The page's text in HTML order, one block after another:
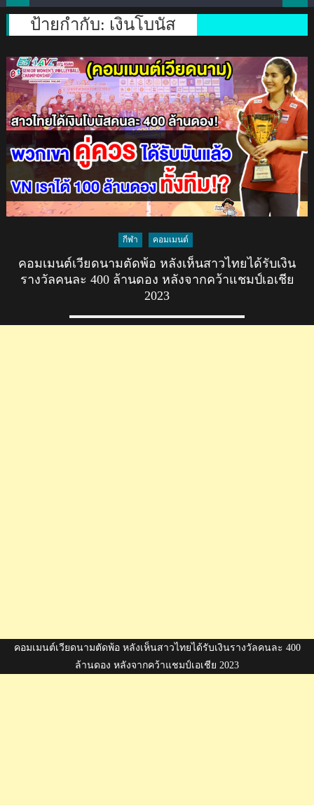
ป้ายกำกับ: เงินโบนัส
กีฬา คอมเมนต์
คอมเมนต์เวียดนามตัดพ้อ หลังเห็นสาวไทยได้รับเงิน
รางวัลคนละ 400 ล้านดอง หลังจากคว้าแชมป์เอเชีย
2023
คอมเมนต์เวียดนามตัดพ้อ หลังเห็นสาวไทยได้รับเงินรางวัลคนละ 400
ล้านดอง หลังจากคว้าแชมป์เอเชีย 2023